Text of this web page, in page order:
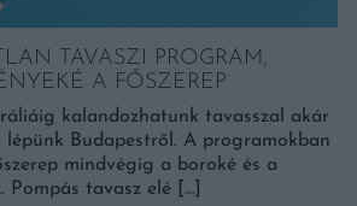
TAVASZI PROGRAM,
A FŐSZEREP
kalandozhatunk tavasszal akár
lépünk Budapestről. A programokban
mindvégig a boroké és a
Pompás tavasz elé […]